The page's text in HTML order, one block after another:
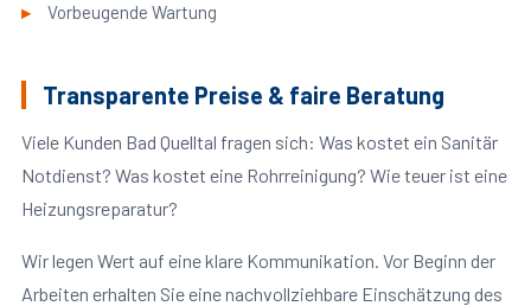
Vorbeugende Wartung
Transparente Preise & faire Beratung
Viele Kunden Bad Quelltal fragen sich: Was kostet ein Sanitär
Notdienst? Was kostet eine Rohrreinigung? Wie teuer ist eine
Heizungsreparatur?
Wir legen Wert auf eine klare Kommunikation. Vor Beginn der
Arbeiten erhalten Sie eine nachvollziehbare Einschätzung des